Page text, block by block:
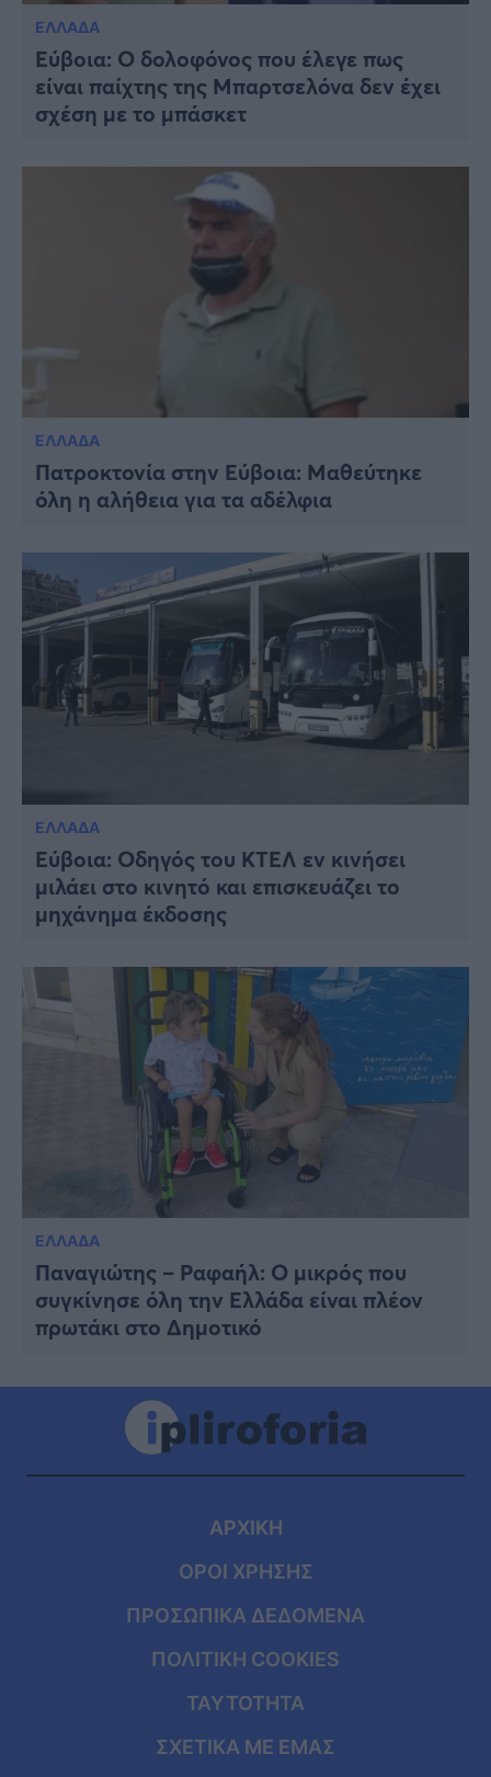
ΕΛΛΑΔΑ
Εύβοια: Ο δολοφόνος που έλεγε πως
είναι παίχτης της Μπαρτσελόνα δεν έχει
σχέση με το μπάσκετ
ΕΛΛΑΔΑ
Πατροκτονία στην Εύβοια: Μαθεύτηκε
όλη η αλήθεια για τα αδέλφια
ΕΛΛΑΔΑ
Εύβοια: Οδηγός του ΚΤΕΛ εν κινήσει
μιλάει στο κινητό και επισκευάζει το
μηχάνημα έκδοσης
ΕΛΛΑΔΑ
Παναγιώτης – Ραφαήλ: Ο μικρός που
συγκίνησε όλη την Ελλάδα είναι πλέον
πρωτάκι στο Δημοτικό
ΑΡΧΙΚΗ
ΟΡΟΙ ΧΡΗΣΗΣ
ΠΡΟΣΩΠΙΚΑ ΔΕΔΟΜΕΝΑ
ΠΟΛΙΤΙΚΗ COOKIES
ΤΑΥΤΟΤΗΤΑ
ΣΧΕΤΙΚΑ ΜΕ ΕΜΑΣ